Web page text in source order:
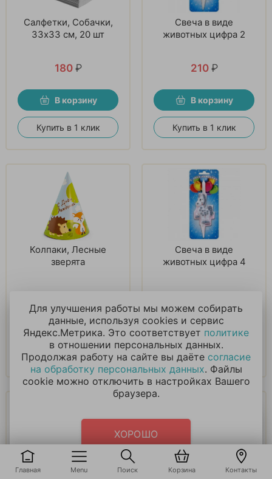
Главная Menu Поиск Корзина Контакты
Салфетки, Собачки,
33х33 см, 20 шт
180 ₽
В корзину
Купить в 1 клик
Свеча в виде
животных цифра 2
210 ₽
В корзину
Купить в 1 клик
Колпаки, Лесные
зверята
В корзину
Купить в 1 клик
Свеча в виде
животных цифра 4
В корзину
Купить в 1 клик
Для улучшения работы мы можем собирать
данные, используя cookies и сервис
Яндекс.Метрика. Это соответствует политике
в отношении персональных данных.
Продолжая работу на сайте вы даёте согласие
на обработку персональных данных. Файлы
cookie можно отключить в настройках Вашего
браузера.
ХОРОШО